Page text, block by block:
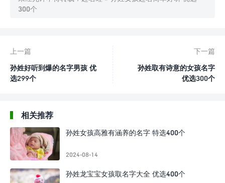
300个
上一篇
孙姓好听到爆的名字男孩 优
选299个
下一篇
孙姓取有诗意的女孩名字
优选300个
相关推荐
孙姓女孩高雅有涵养的名字 特选400个
2024-08-14
孙姓龙宝宝女孩取名字大全 优选400个